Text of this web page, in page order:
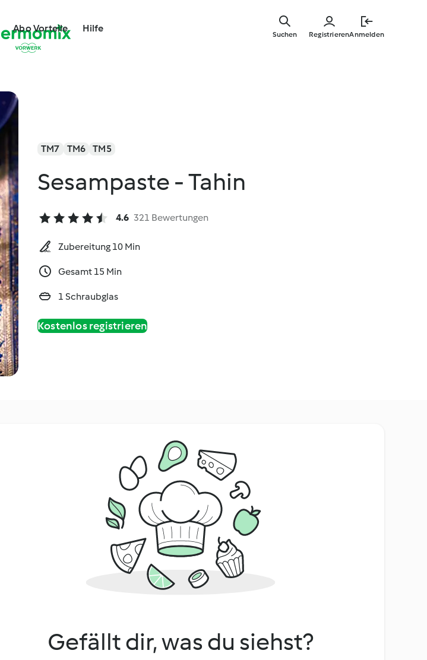
springen
Abo Vorteile Hilfe
RegistrierenAnmelden
Suchen
TM7 TM6 TM5
Sesampaste - Tahin
4.6 321 Bewertungen
Zubereitung 10 Min
Gesamt 15 Min
1 Schraubglas
Kostenlos registrieren
Gefällt dir, was du siehst?